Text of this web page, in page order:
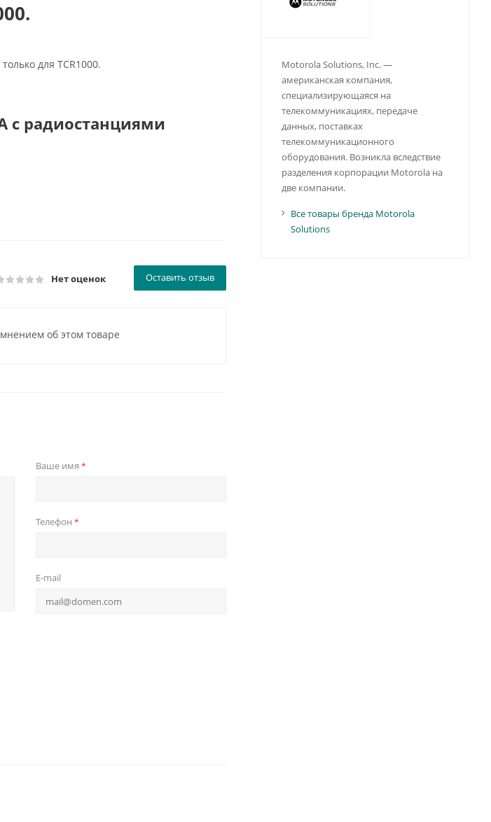
для TCR1000.
с радиостанциями
Нет оценок Оставить отзыв
об этом товаре
Ваше имя *
Телефон *
E-mail
Motorola Solutions, Inc. —
американская компания,
специализирующаяся на
телекоммуникациях, передаче
данных, поставках
телекоммуникационного
оборудования. Возникла вследствие
разделения корпорации Motorola на
две компании.
Все товары бренда Motorola
Solutions